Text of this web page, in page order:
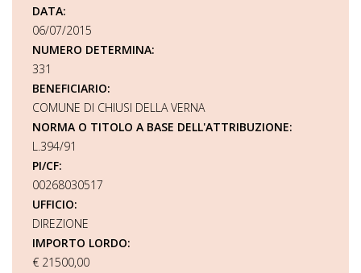
DATA:
06/07/2015
NUMERO DETERMINA:
331
BENEFICIARIO:
COMUNE DI CHIUSI DELLA VERNA
NORMA O TITOLO A BASE DELL'ATTRIBUZIONE:
L.394/91
PI/CF:
00268030517
UFFICIO:
DIREZIONE
IMPORTO LORDO:
€ 21500,00